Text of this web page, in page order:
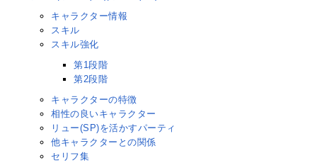
キャラクター情報
スキル
スキル強化
第1段階
第2段階
キャラクターの特徴
相性の良いキャラクター
リュー(SP)を活かすパーティ
他キャラクターとの関係
セリフ集